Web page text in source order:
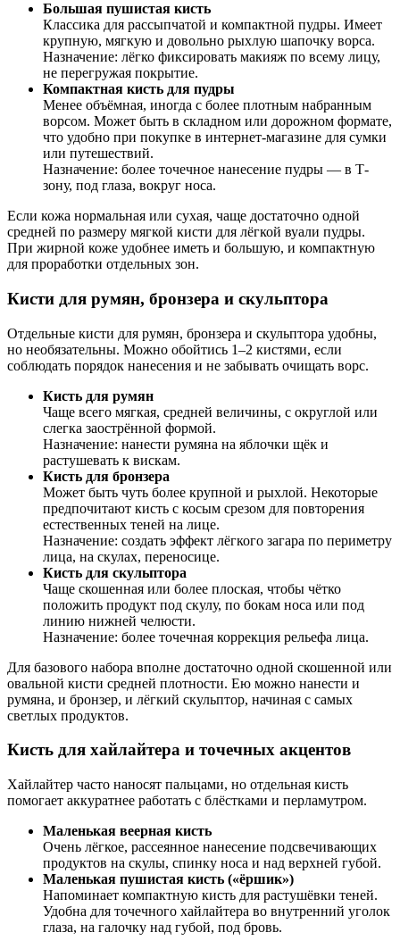
Большая пушистая кисть
Классика для рассыпчатой и компактной пудры. Имеет
крупную, мягкую и довольно рыхлую шапочку ворса.
Назначение: лёгко фиксировать макияж по всему лицу,
не перегружая покрытие.
Компактная кисть для пудры
Менее объёмная, иногда с более плотным набранным
ворсом. Может быть в складном или дорожном формате,
что удобно при покупке в интернет-магазине для сумки
или путешествий.
Назначение: более точечное нанесение пудры — в Т-
зону, под глаза, вокруг носа.
Если кожа нормальная или сухая, чаще достаточно одной
средней по размеру мягкой кисти для лёгкой вуали пудры.
При жирной коже удобнее иметь и большую, и компактную
для проработки отдельных зон.
Кисти для румян, бронзера и скульптора
Отдельные кисти для румян, бронзера и скульптора удобны,
но необязательны. Можно обойтись 1–2 кистями, если
соблюдать порядок нанесения и не забывать очищать ворс.
Кисть для румян
Чаще всего мягкая, средней величины, с округлой или
слегка заострённой формой.
Назначение: нанести румяна на яблочки щёк и
растушевать к вискам.
Кисть для бронзера
Может быть чуть более крупной и рыхлой. Некоторые
предпочитают кисть с косым срезом для повторения
естественных теней на лице.
Назначение: создать эффект лёгкого загара по периметру
лица, на скулах, переносице.
Кисть для скульптора
Чаще скошенная или более плоская, чтобы чётко
положить продукт под скулу, по бокам носа или под
линию нижней челюсти.
Назначение: более точечная коррекция рельефа лица.
Для базового набора вполне достаточно одной скошенной или
овальной кисти средней плотности. Ею можно нанести и
румяна, и бронзер, и лёгкий скульптор, начиная с самых
светлых продуктов.
Кисть для хайлайтера и точечных акцентов
Хайлайтер часто наносят пальцами, но отдельная кисть
помогает аккуратнее работать с блёстками и перламутром.
Маленькая веерная кисть
Очень лёгкое, рассеянное нанесение подсвечивающих
продуктов на скулы, спинку носа и над верхней губой.
Маленькая пушистая кисть («ёршик»)
Напоминает компактную кисть для растушёвки теней.
Удобна для точечного хайлайтера во внутренний уголок
глаза, на галочку над губой, под бровь.